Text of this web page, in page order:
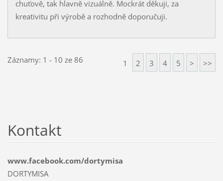
chuťově, tak hlavně vizuálně. Mockrát děkuji, za
kreativitu při výrobě a rozhodně doporučuji.
Záznamy: 1 - 10 ze 86 1 2 3 4 5 > >>
Kontakt
www.facebook.com/dortymisa
DORTYMISA